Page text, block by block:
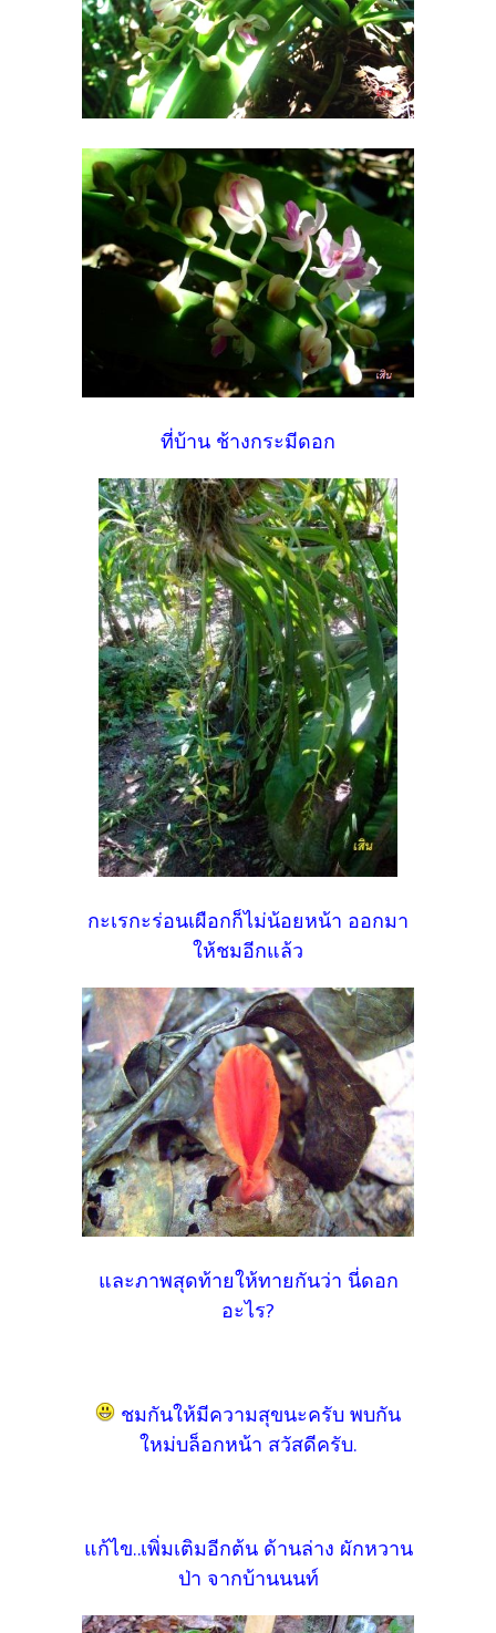
ที่บ้าน ช้างกระมีดอก
กะเรกะร่อนเผือกก็ไม่น้อยหน้า ออกมา
ให้ชมอีกแล้ว
และภาพสุดท้ายให้ทายกันว่า นี่ดอก
อะไร?
ชมกันให้มีความสุขนะครับ พบกัน
ใหม่บล็อกหน้า สวัสดีครับ.
แก้ไข..เพิ่มเติมอีกต้น ด้านล่าง ผักหวาน
ป่า จากบ้านนนท์